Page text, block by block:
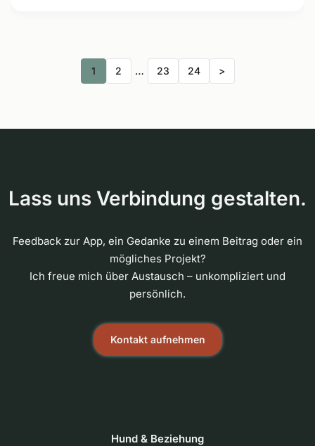
1 2 … 23 24 >
Lass uns Verbindung gestalten.
Feedback zur App, ein Gedanke zu einem Beitrag oder ein
mögliches Projekt?
Ich freue mich über Austausch – unkompliziert und
persönlich.
Kontakt aufnehmen
Hund & Beziehung